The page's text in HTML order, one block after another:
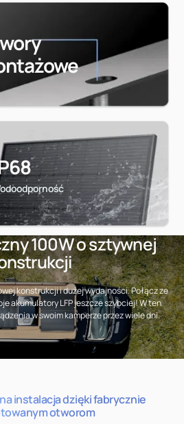
100W o sztywnej
konstrukcji i dużej wydajności. Połącz ze
akumulatory LFP jeszcze szybciej! W ten
w swoim kamperze przez wiele dni.
instalacja dzięki fabrycznie
otworom